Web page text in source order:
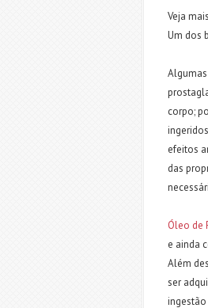
Veja
Um dos
corpo;
efeitos
das
Óleo de
e ainda
Além
ser